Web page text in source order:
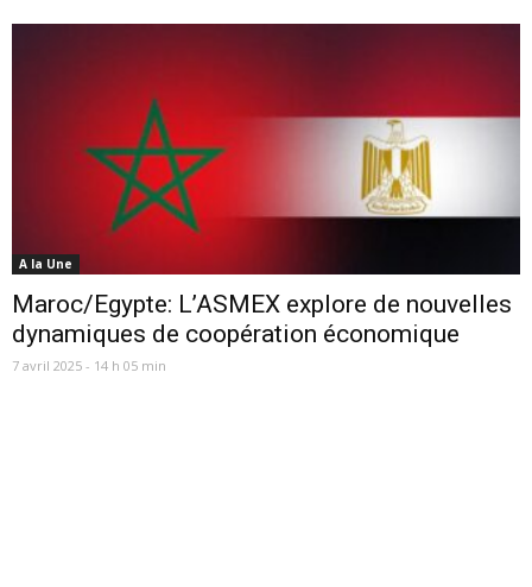
A la Une
Maroc/Egypte: L’ASMEX explore de nouvelles
dynamiques de coopération économique
7 avril 2025 - 14 h 05 min